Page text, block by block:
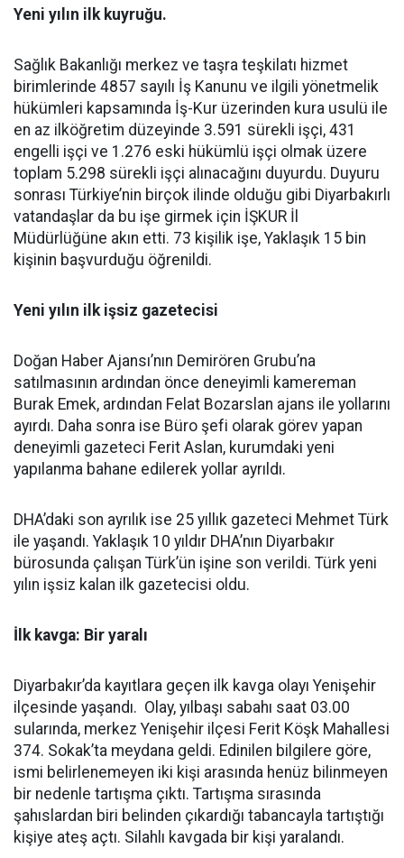
Yeni yılın ilk kuyruğu.
Sağlık Bakanlığı merkez ve taşra teşkilatı hizmet
birimlerinde 4857 sayılı İş Kanunu ve ilgili yönetmelik
hükümleri kapsamında İş-Kur üzerinden kura usulü ile
en az ilköğretim düzeyinde 3.591 sürekli işçi, 431
engelli işçi ve 1.276 eski hükümlü işçi olmak üzere
toplam 5.298 sürekli işçi alınacağını duyurdu. Duyuru
sonrası Türkiye’nin birçok ilinde olduğu gibi Diyarbakırlı
vatandaşlar da bu işe girmek için İŞKUR İl
Müdürlüğüne akın etti. 73 kişilik işe, Yaklaşık 15 bin
kişinin başvurduğu öğrenildi.
Yeni yılın ilk işsiz gazetecisi
Doğan Haber Ajansı’nın Demirören Grubu’na
satılmasının ardından önce deneyimli kamereman
Burak Emek, ardından Felat Bozarslan ajans ile yollarını
ayırdı. Daha sonra ise Büro şefi olarak görev yapan
deneyimli gazeteci Ferit Aslan, kurumdaki yeni
yapılanma bahane edilerek yollar ayrıldı.
DHA’daki son ayrılık ise 25 yıllık gazeteci Mehmet Türk
ile yaşandı. Yaklaşık 10 yıldır DHA’nın Diyarbakır
bürosunda çalışan Türk’ün işine son verildi. Türk yeni
yılın işsiz kalan ilk gazetecisi oldu.
İlk kavga: Bir yaralı
Diyarbakır’da kayıtlara geçen ilk kavga olayı Yenişehir
ilçesinde yaşandı. Olay, yılbaşı sabahı saat 03.00
sularında, merkez Yenişehir ilçesi Ferit Köşk Mahallesi
374. Sokak’ta meydana geldi. Edinilen bilgilere göre,
ismi belirlenemeyen iki kişi arasında henüz bilinmeyen
bir nedenle tartışma çıktı. Tartışma sırasında
şahıslardan biri belinden çıkardığı tabancayla tartıştığı
kişiye ateş açtı. Silahlı kavgada bir kişi yaralandı.